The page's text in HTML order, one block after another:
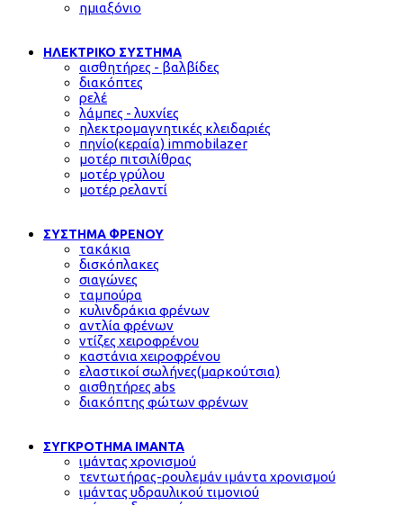
ημιαξόνιο
ΗΛΕΚΤΡΙΚΟ ΣΥΣΤΗΜΑ
αισθητήρες - βαλβίδες
διακόπτες
ρελέ
λάμπες - λυχνίες
ηλεκτρομαγνητικές κλειδαριές
πηνίο(κεραία) immobilazer
μοτέρ πιτσιλίθρας
μοτέρ γρύλου
μοτέρ ρελαντί
ΣΥΣΤΗΜΑ ΦΡΕΝΟΥ
τακάκια
δισκόπλακες
σιαγώνες
ταμπούρα
κυλινδράκια φρένων
αντλία φρένων
ντίζες χειροφρένου
καστάνια χειροφρένου
ελαστικοί σωλήνες(μαρκούτσια)
αισθητήρες abs
διακόπτης φώτων φρένων
ΣΥΓΚΡΟΤΗΜΑ ΙΜΑΝΤΑ
ιμάντας χρονισμού
τεντωτήρας-ρουλεμάν ιμάντα χρονισμού
ιμάντας υδραυλικού τιμονιού